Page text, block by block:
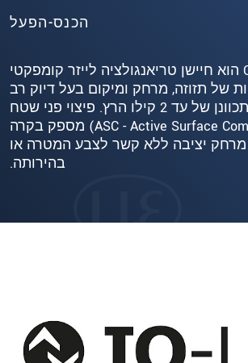
הכנס-הפעל
OptoNCDT 1220 הוא חיישן טריאנגולציה לייזר קומפקטי
של תזוזה, מרחק ומיקום בעל דיוק רב
וקצב מדידה מתכוונן של עד 2 קילו הרץ. פיצוי פני שטח
פעיל (ASC - Active Surface Compensation) מספק בקרה
יציבה ללא קשר לצבע המטרה או
בהירותה.